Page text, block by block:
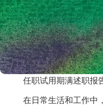
任职试用期满述职报
在日常生活和工作中